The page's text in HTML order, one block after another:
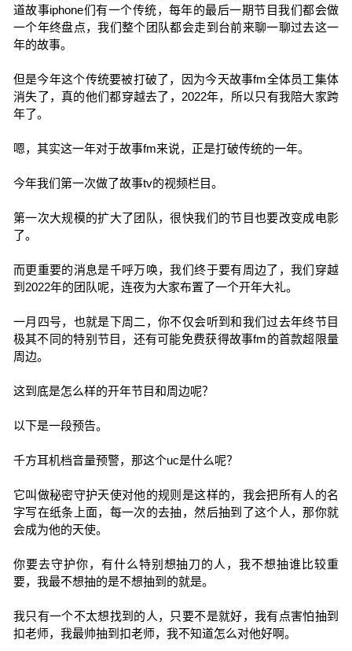
道故事iphone们有一个传统，每年的最后一期节目我们都会做
一个年终盘点，我们整个团队都会走到台前来聊一聊过去这一
年的故事。
但是今年这个传统要被打破了，因为今天故事fm全体员工集体
消失了，真的他们都穿越去了，2022年，所以只有我陪大家跨
年了。
嗯，其实这一年对于故事fm来说，正是打破传统的一年。
今年我们第一次做了故事tv的视频栏目。
第一次大规模的扩大了团队，很快我们的节目也要改变成电影
了。
而更重要的消息是千呼万唤，我们终于要有周边了，我们穿越
到2022年的团队呢，连夜为大家布置了一个开年大礼。
一月四号，也就是下周二，你不仅会听到和我们过去年终节目
极其不同的特别节目，还有可能免费获得故事fm的首款超限量
周边。
这到底是怎么样的开年节目和周边呢？
以下是一段预告。
千方耳机档音量预警，那这个uc是什么呢？
它叫做秘密守护天使对他的规则是这样的，我会把所有人的名
字写在纸条上面，每一次的去抽，然后抽到了这个人，那你就
会成为他的天使。
你要去守护你，有什么特别想抽刀的人，我不想抽谁比较重
要，我最不想抽的是不想抽到的就是。
我只有一个不太想找到的人，只要不是就好，我有点害怕抽到
扣老师，我最帅抽到扣老师，我不知道怎么对他好啊。